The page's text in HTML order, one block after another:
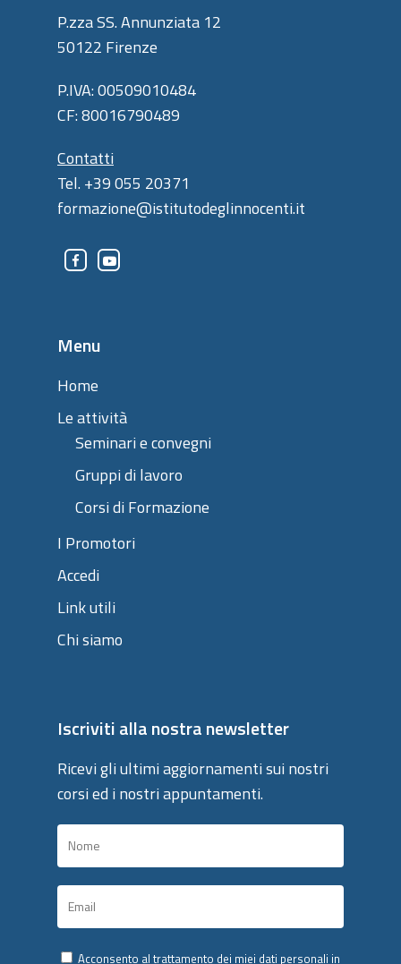
P.zza SS. Annunziata 12
50122 Firenze
P.IVA: 00509010484
CF: 80016790489
Contatti
Tel. +39 055 20371
formazione@istitutodeglinnocenti.it
Menu
Home
Le attività
Seminari e convegni
Gruppi di lavoro
Corsi di Formazione
I Promotori
Accedi
Link utili
Chi siamo
Iscriviti alla nostra newsletter
Ricevi gli ultimi aggiornamenti sui nostri
corsi ed i nostri appuntamenti.
Acconsento al trattamento dei miei dati personali in